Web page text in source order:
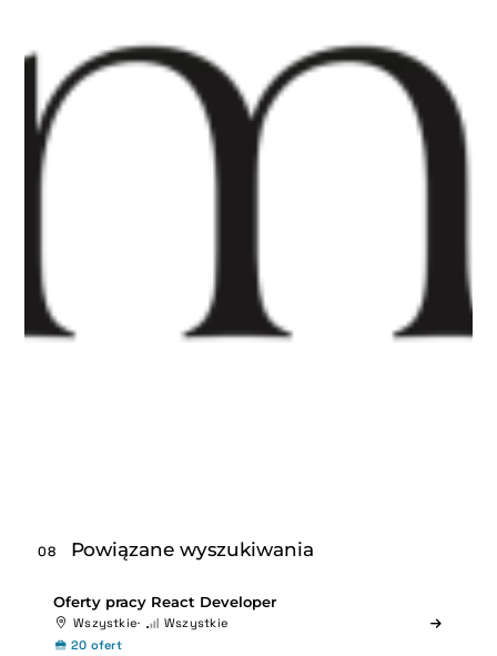
08 Powiązane wyszukiwania
Oferty pracy React Developer
Wszystkie
Wszystkie
20 ofert